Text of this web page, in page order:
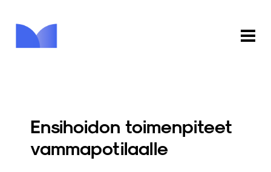
Ensihoidon toimenpiteet
vammapotilaalle